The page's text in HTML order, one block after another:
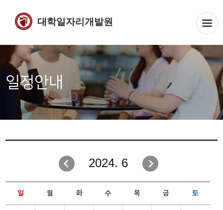
대학일자리개발원
일정안내
2024. 6
일 월 화 수 목 금 토